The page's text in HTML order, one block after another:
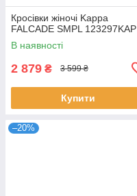
Кросівки жіночі Kappa
FALCADE SMPL 123297KAP
В наявності
2 879 ₴ 3 599 ₴
Купити
–20%